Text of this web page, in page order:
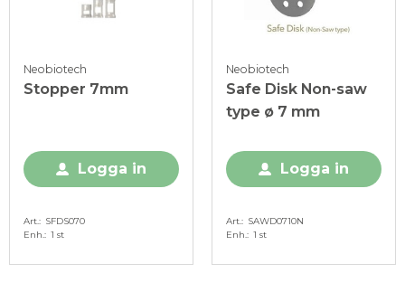
Neobiotech
Stopper 7mm
Logga in
Art.
SFDS070
Enh.
1 st
Neobiotech
Safe Disk Non-saw
type ø 7 mm
Logga in
Art.
SAWD0710N
Enh.
1 st